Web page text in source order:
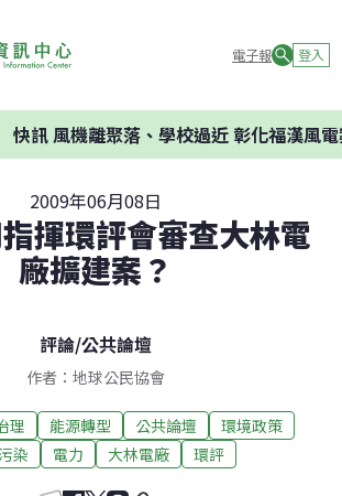
電子報 登入
快訊風機離聚落、學校過近 彰化福漢風電
2009年06月08日
揮環評會審查大林電
廠擴建案？
評論/公共論壇
作者：地球公民協會
理 能源轉型 公共論壇
環境政策
染
電力 大林電廠 環評